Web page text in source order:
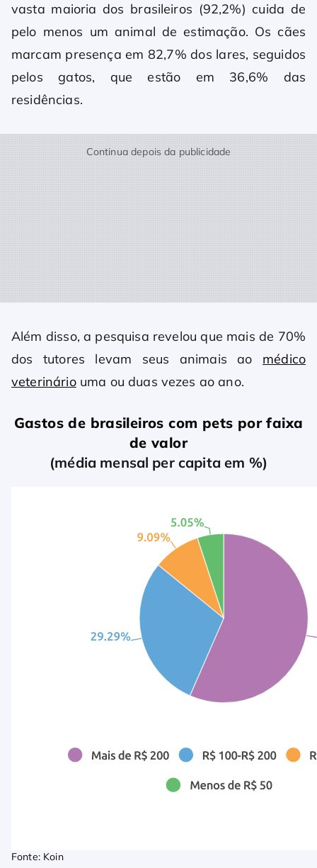
vasta maioria dos brasileiros (92,2%) cuida de
pelo menos um animal de estimação. Os cães
marcam presença em 82,7% dos lares, seguidos
pelos gatos, que estão em 36,6% das
residências.
Continua depois da publicidade
Além disso, a pesquisa revelou que mais de 70%
dos tutores levam seus animais ao médico
veterináriouma ou duas vezes ao ano.
Gastos de brasileiros com pets por faixa
de valor
(média mensal per capita em %)
Fonte: Koin